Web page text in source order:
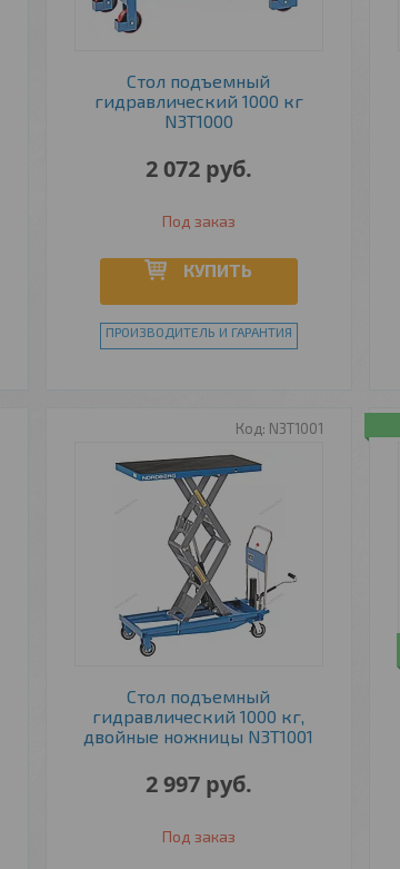
Стол подъемный
гидравлический 1000 кг
N3T1000
2 072 руб.
Под заказ
КУПИТЬ
ПРОИЗВОДИТЕЛЬ И ГАРАНТИЯ
N3T1001
Стол подъемный
гидравлический 1000 кг,
двойные ножницы N3T1001
2 997 руб.
Под заказ